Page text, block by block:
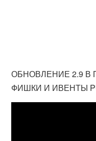
ОБНОВЛЕНИЕ 2.9 В
ФИШКИ И ИВЕНТЫ